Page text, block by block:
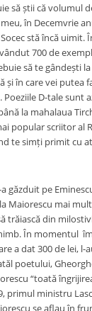
să știi că volumul
în Decemvrie
stă încă uimit.
700 de
să te gândești
și în care vei putea
Poeziile D-tale sunt
la mahalaua
popular scriitor al
te simți primit cu
găzduit pe
Maiorescu mai
trăiască din
În momentul
a dat 300 de lei, l-
poetului,
“toată
primul ministru
se aflau în